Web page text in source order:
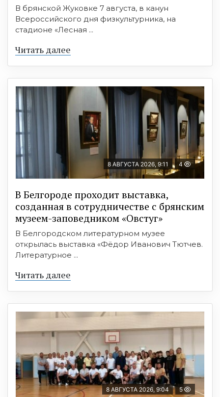
В брянской Жуковке 7 августа, в канун
Всероссийского дня физкультурника, на
стадионе «Лесная ...
Читать далее
8 АВГУСТА 2026, 9:11 4
В Белгороде проходит выставка,
созданная в сотрудничестве с брянским
музеем-заповедником «Овстуг»
В Белгородском литературном музее
открылась выставка «Фёдор Иванович Тютчев.
Литературное ...
Читать далее
8 АВГУСТА 2026, 9:04 5